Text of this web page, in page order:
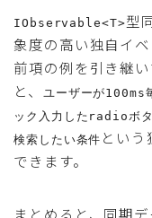
IObservable<T>型
象度の高い独自イベ
前項の例を引き継
と、
ユーザーが100ms
ック入力したradioボタ
検索したい条件 とい
できます。
まとめると、同期